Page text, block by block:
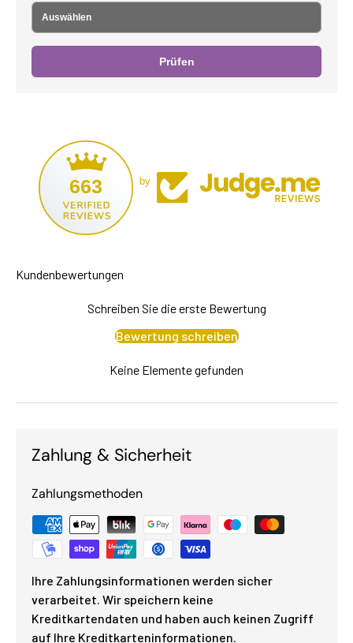
Prüfen
663 by
Kundenbewertungen
Schreiben Sie die erste Bewertung
Bewertung schreiben
Keine Elemente gefunden
Zahlung & Sicherheit
Zahlungsmethoden
Ihre Zahlungsinformationen werden sicher
verarbeitet. Wir speichern keine
Kreditkartendaten und haben auch keinen Zugriff
auf Ihre Kreditkarteninformationen.